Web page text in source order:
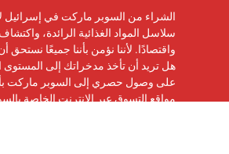
الشراء من السوبر ماركت في إسرائيل
سلاسل المواد الغذائية الرائدة،
واقتصادًا. لأننا نؤمن بأننا جميعًا
هل تريد أن تأخذ مدخراتك إلى المستوى
على وصول حصري إلى السوبر ماركت
مواقع التسوق عبر الإنترنت الخاصة